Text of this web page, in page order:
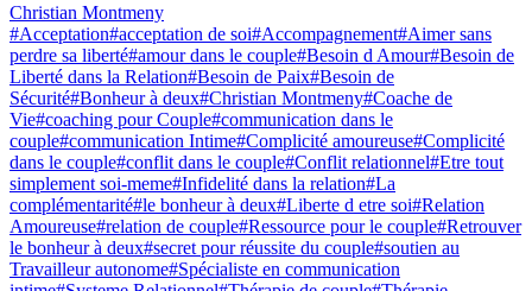
Christian Montmeny
#Acceptation#acceptation de soi#Accompagnement#Aimer sans
perdre sa liberté#amour dans le couple#Besoin d Amour#Besoin de
Liberté dans la Relation#Besoin de Paix#Besoin de
Sécurité#Bonheur à deux#Christian Montmeny#Coache de
Vie#coaching pour Couple#communication dans le
couple#communication Intime#Complicité amoureuse#Complicité
dans le couple#conflit dans le couple#Conflit relationnel#Etre tout
simplement soi-meme#Infidelité dans la relation#La
complémentarité#le bonheur à deux#Liberte d etre soi#Relation
Amoureuse#relation de couple#Ressource pour le couple#Retrouver
le bonheur à deux#secret pour réussite du couple#soutien au
Travailleur autonome#Spécialiste en communication